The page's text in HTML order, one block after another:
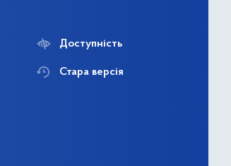
Доступність
Стара версія